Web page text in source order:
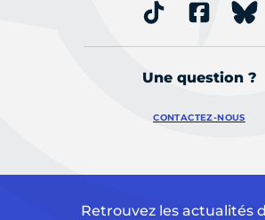
Une question ?
CONTACTEZ-NOUS
Retrouvez les actualités